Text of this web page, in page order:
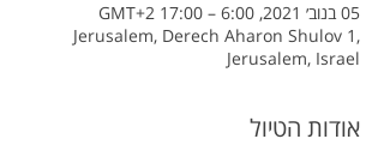
05 בנוב׳ 2021, 6:00 – 17:00 GMT‎+2‎
Jerusalem, Derech Aharon Shulov 1,
Jerusalem, Israel
אודות הטיול